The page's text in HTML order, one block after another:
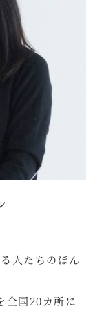
人たちのほん
全国20カ所に